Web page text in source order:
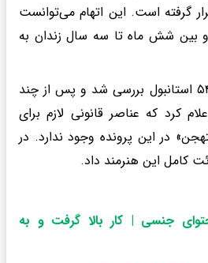
گرفته است. این اتهام می‌توانست
بین شش ماه تا سه سال زندان به
پرونده در دادگاه کیفری ۵۴ استانبول بررسی شد و پس از چند
کرد که عناصر قانونی لازم برای
در این پرونده وجود ندارد. در
کامل این هنرمند داد.
جنسی | کار بالا گرفت و به